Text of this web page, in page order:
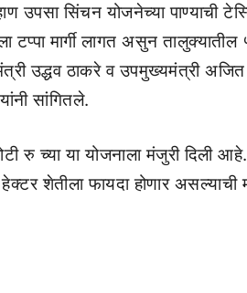
उपसा सिंचन योजनेच्या पाण्याची
मार्गी लागत असुन तालुक्यातील
उद्धव ठाकरे व उपमुख्यमंत्री
सांगितले.
रु च्या या योजनाला मंजुरी दिली
शेतीला फायदा होणार असल्याची